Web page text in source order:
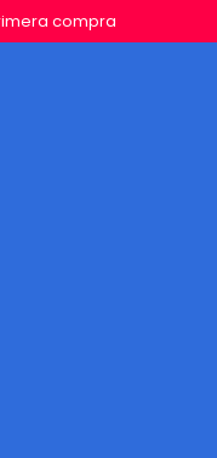
compra